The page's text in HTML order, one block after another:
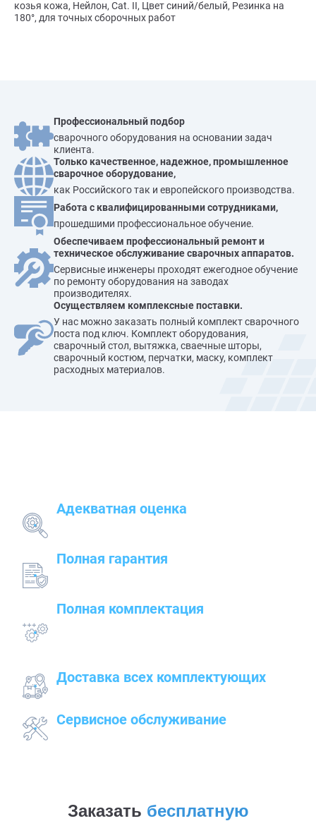
козья кожа, Нейлон, Cat. II, Цвет синий/белый, Резинка на
180°, для точных сборочных работ
Профессиональный подбор
сварочного оборудования на основании задач
клиента.
Только качественное, надежное, промышленное
сварочное оборудование,
как Российского так и европейского производства.
Работа с квалифицированными сотрудниками,
прошедшими профессиональное обучение.
Обеспечиваем профессиональный ремонт и
техническое обслуживание сварочных аппаратов.
Сервисные инженеры проходят ежегодное обучение
по ремонту оборудования на заводах
производителях.
Осуществляем комплексные поставки.
У нас можно заказать полный комплект сварочного
поста под ключ. Комплект оборудования,
сварочный стол, вытяжка, сваечные шторы,
сварочный костюм, перчатки, маску, комплект
расходных материалов.
Адекватная оценка
Полная гарантия
Полная комплектация
Доставка всех комплектующих
Сервисное обслуживание
Заказать бесплатную